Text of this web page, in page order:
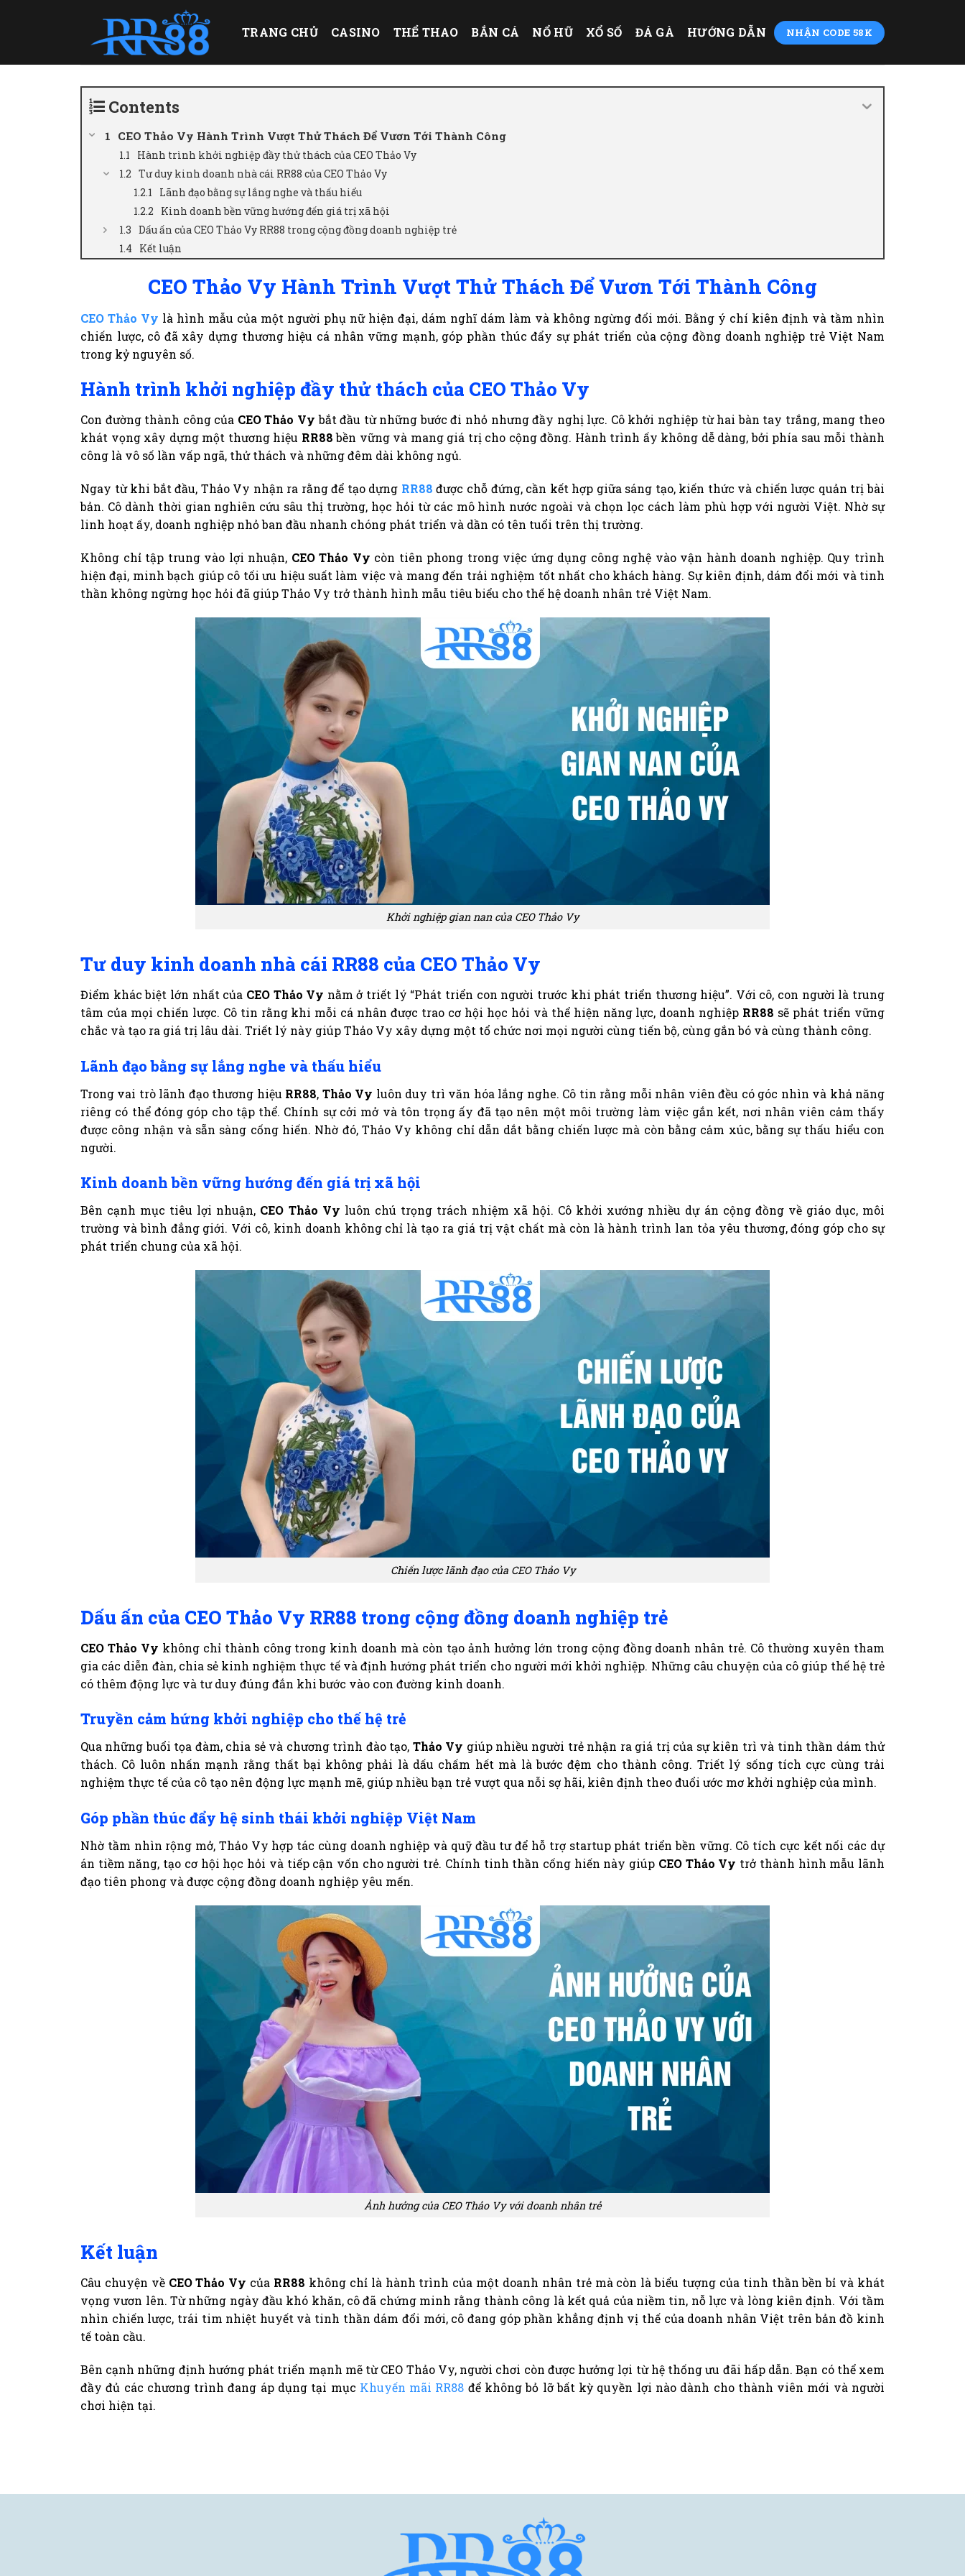
TRANG CHỦ CASINO THỂ THAO BẮN CÁ NỔ HŨ XỔ SỐ ĐÁ GÀ HƯỚNG DẪN NHẬN CODE 58K
Contents
CEO Thảo Vy Hành Trình Vượt Thử Thách Để Vươn Tới Thành Công
Hành trình khởi nghiệp đầy thử thách của CEO Thảo Vy
Tư duy kinh doanh nhà cái RR88 của CEO Thảo Vy
Lãnh đạo bằng sự lắng nghe và thấu hiểu
Kinh doanh bền vững hướng đến giá trị xã hội
Dấu ấn của CEO Thảo Vy RR88 trong cộng đồng doanh nghiệp trẻ
Kết luận
CEO Thảo Vy Hành Trình Vượt Thử Thách Để Vươn Tới Thành Công
CEO Thảo Vy là hình mẫu của một người phụ nữ hiện đại, dám nghĩ dám làm và không ngừng đổi mới. Bằng ý chí kiên định và tầm nhìn
chiến lược, cô đã xây dựng thương hiệu cá nhân vững mạnh, góp phần thúc đẩy sự phát triển của cộng đồng doanh nghiệp trẻ Việt Nam
trong kỷ nguyên số.
Hành trình khởi nghiệp đầy thử thách của CEO Thảo Vy
Con đường thành công của CEO Thảo Vy bắt đầu từ những bước đi nhỏ nhưng đầy nghị lực. Cô khởi nghiệp từ hai bàn tay trắng, mang theo
khát vọng xây dựng một thương hiệu RR88bền vững và mang giá trị cho cộng đồng. Hành trình ấy không dễ dàng, bởi phía sau mỗi thành
công là vô số lần vấp ngã, thử thách và những đêm dài không ngủ.
Ngay từ khi bắt đầu, Thảo Vy nhận ra rằng để tạo dựng RR88 được chỗ đứng, cần kết hợp giữa sáng tạo, kiến thức và chiến lược quản trị bài
bản. Cô dành thời gian nghiên cứu sâu thị trường, học hỏi từ các mô hình nước ngoài và chọn lọc cách làm phù hợp với người Việt. Nhờ sự
linh hoạt ấy, doanh nghiệp nhỏ ban đầu nhanh chóng phát triển và dần có tên tuổi trên thị trường.
Không chỉ tập trung vào lợi nhuận, CEO Thảo Vy còn tiên phong trong việc ứng dụng công nghệ vào vận hành doanh nghiệp. Quy trình
hiện đại, minh bạch giúp cô tối ưu hiệu suất làm việc và mang đến trải nghiệm tốt nhất cho khách hàng. Sự kiên định, dám đổi mới và tinh
thần không ngừng học hỏi đã giúp Thảo Vy trở thành hình mẫu tiêu biểu cho thế hệ doanh nhân trẻ Việt Nam.
Khởi nghiệp gian nan của CEO Thảo Vy
Tư duy kinh doanh nhà cái RR88 của CEO Thảo Vy
Điểm khác biệt lớn nhất của CEO Thảo Vy nằm ở triết lý “Phát triển con người trước khi phát triển thương hiệu”. Với cô, con người là trung
tâm của mọi chiến lược. Cô tin rằng khi mỗi cá nhân được trao cơ hội học hỏi và thể hiện năng lực, doanh nghiệp RR88 sẽ phát triển vững
chắc và tạo ra giá trị lâu dài. Triết lý này giúp Thảo Vy xây dựng một tổ chức nơi mọi người cùng tiến bộ, cùng gắn bó và cùng thành công.
Lãnh đạo bằng sự lắng nghe và thấu hiểu
Trong vai trò lãnh đạo thương hiệu RR88, Thảo Vy luôn duy trì văn hóa lắng nghe. Cô tin rằng mỗi nhân viên đều có góc nhìn và khả năng
riêng có thể đóng góp cho tập thể. Chính sự cởi mở và tôn trọng ấy đã tạo nên một môi trường làm việc gắn kết, nơi nhân viên cảm thấy
được công nhận và sẵn sàng cống hiến. Nhờ đó, Thảo Vy không chỉ dẫn dắt bằng chiến lược mà còn bằng cảm xúc, bằng sự thấu hiểu con
người.
Kinh doanh bền vững hướng đến giá trị xã hội
Bên cạnh mục tiêu lợi nhuận, CEO Thảo Vy luôn chú trọng trách nhiệm xã hội. Cô khởi xướng nhiều dự án cộng đồng về giáo dục, môi
trường và bình đẳng giới. Với cô, kinh doanh không chỉ là tạo ra giá trị vật chất mà còn là hành trình lan tỏa yêu thương, đóng góp cho sự
phát triển chung của xã hội.
Chiến lược lãnh đạo của CEO Thảo Vy
Dấu ấn của CEO Thảo Vy RR88 trong cộng đồng doanh nghiệp trẻ
CEO Thảo Vy không chỉ thành công trong kinh doanh mà còn tạo ảnh hưởng lớn trong cộng đồng doanh nhân trẻ. Cô thường xuyên tham
gia các diễn đàn, chia sẻ kinh nghiệm thực tế và định hướng phát triển cho người mới khởi nghiệp. Những câu chuyện của cô giúp thế hệ trẻ
có thêm động lực và tư duy đúng đắn khi bước vào con đường kinh doanh.
Truyền cảm hứng khởi nghiệp cho thế hệ trẻ
Qua những buổi tọa đàm, chia sẻ và chương trình đào tạo, Thảo Vy giúp nhiều người trẻ nhận ra giá trị của sự kiên trì và tinh thần dám thử
thách. Cô luôn nhấn mạnh rằng thất bại không phải là dấu chấm hết mà là bước đệm cho thành công. Triết lý sống tích cực cùng trải
nghiệm thực tế của cô tạo nên động lực mạnh mẽ, giúp nhiều bạn trẻ vượt qua nỗi sợ hãi, kiên định theo đuổi ước mơ khởi nghiệp của mình.
Góp phần thúc đẩy hệ sinh thái khởi nghiệp Việt Nam
Nhờ tầm nhìn rộng mở, Thảo Vy hợp tác cùng doanh nghiệp và quỹ đầu tư để hỗ trợ startup phát triển bền vững. Cô tích cực kết nối các dự
án tiềm năng, tạo cơ hội học hỏi và tiếp cận vốn cho người trẻ. Chính tinh thần cống hiến này giúp CEO Thảo Vy trở thành hình mẫu lãnh
đạo tiên phong và được cộng đồng doanh nghiệp yêu mến.
Ảnh hưởng của CEO Thảo Vy với doanh nhân trẻ
Kết luận
Câu chuyện về CEO Thảo Vy của RR88 không chỉ là hành trình của một doanh nhân trẻ mà còn là biểu tượng của tinh thần bền bỉ và khát
vọng vươn lên. Từ những ngày đầu khó khăn, cô đã chứng minh rằng thành công là kết quả của niềm tin, nỗ lực và lòng kiên định. Với tầm
nhìn chiến lược, trái tim nhiệt huyết và tinh thần dám đổi mới, cô đang góp phần khẳng định vị thế của doanh nhân Việt trên bản đồ kinh
tế toàn cầu.
Bên cạnh những định hướng phát triển mạnh mẽ từ CEO Thảo Vy, người chơi còn được hưởng lợi từ hệ thống ưu đãi hấp dẫn. Bạn có thể xem
đầy đủ các chương trình đang áp dụng tại mục Khuyến mãi RR88 để không bỏ lỡ bất kỳ quyền lợi nào dành cho thành viên mới và người
chơi hiện tại.